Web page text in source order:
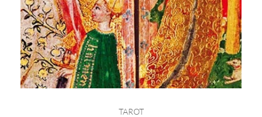
TAROT